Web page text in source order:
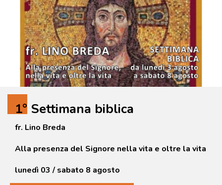
1° Settimana biblica
fr. Lino Breda
Alla presenza del Signore nella vita e oltre la vita
lunedì 03 / sabato 8 agosto